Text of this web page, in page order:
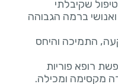
שקיבלתי
ואנושי ברמה הגבוהה
התמיכה והיחס
רופא פוריות